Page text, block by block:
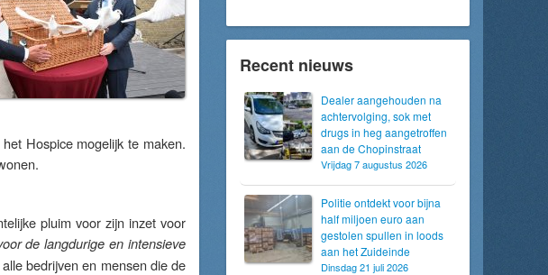
Hospice mogelijk te maken.
pluim voor zijn inzet voor
de langdurige en intensieve
bedrijven en mensen die de
Recent nieuws
Dealer aangehouden na
achtervolging, sok met
drugs in heg aangetroffen
aan de Chopinstraat
Vrijdag 7 augustus 2026
Politie ontdekt voor bijna
half miljoen euro aan
gestolen spullen in loods
aan het Zuideinde
Dinsdag 21 juli 2026